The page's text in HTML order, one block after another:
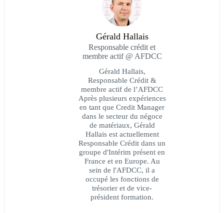
Gérald Hallais
Responsable crédit et
membre actif @ AFDCC
Gérald Hallais,
Responsable Crédit &
membre actif de l’AFDCC
Après plusieurs expériences
en tant que Credit Manager
dans le secteur du négoce
de matériaux, Gérald
Hallais est actuellement
Responsable Crédit dans un
groupe d'Intérim présent en
France et en Europe. Au
sein de l'AFDCC, il a
occupé les fonctions de
trésorier et de vice-
président formation.